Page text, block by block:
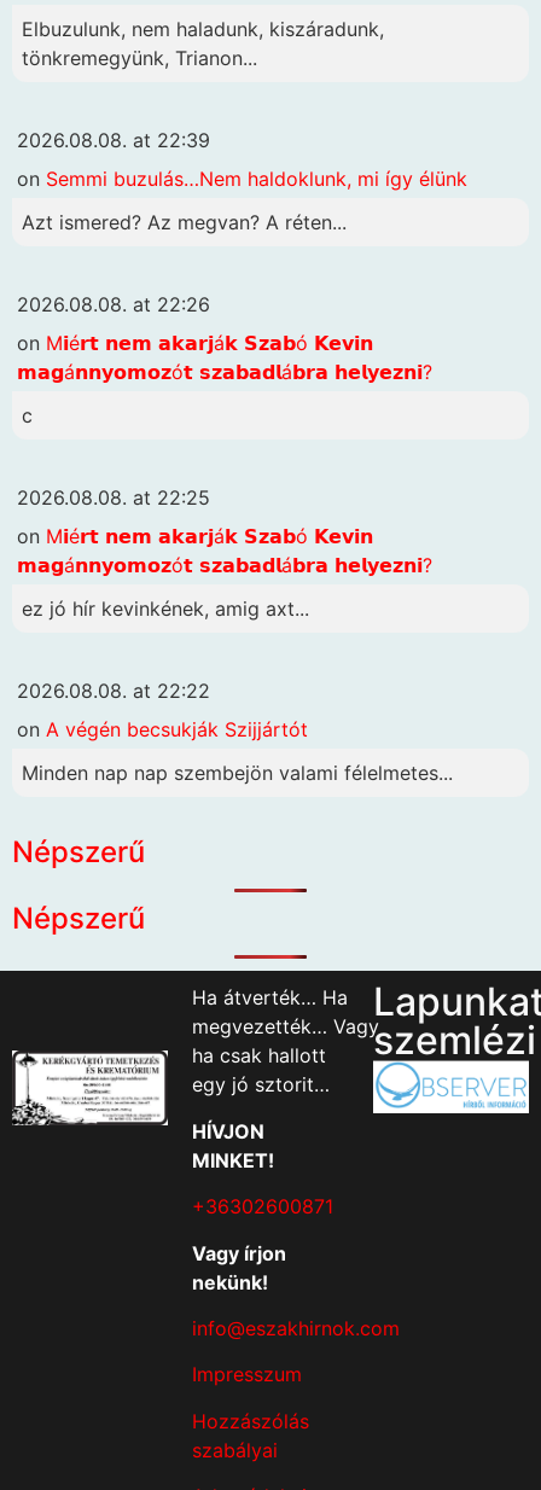
Elbuzulunk, nem haladunk, kiszáradunk,
tönkremegyünk, Trianon...
2026.08.08. at 22:39
on Semmi buzulás…Nem haldoklunk, mi így élünk
Azt ismered? Az megvan? A réten...
2026.08.08. at 22:26
on M𝗶é𝗿𝘁 𝗻𝗲𝗺 𝗮𝗸𝗮𝗿𝗷á𝗸 𝗦𝘇𝗮𝗯ó 𝗞𝗲𝘃𝗶𝗻
𝗺𝗮𝗴á𝗻𝗻𝘆𝗼𝗺𝗼𝘇ó𝘁 𝘀𝘇𝗮𝗯𝗮𝗱𝗹á𝗯𝗿𝗮 𝗵𝗲𝗹𝘆𝗲𝘇𝗻𝗶?
c
2026.08.08. at 22:25
on M𝗶é𝗿𝘁 𝗻𝗲𝗺 𝗮𝗸𝗮𝗿𝗷á𝗸 𝗦𝘇𝗮𝗯ó 𝗞𝗲𝘃𝗶𝗻
𝗺𝗮𝗴á𝗻𝗻𝘆𝗼𝗺𝗼𝘇ó𝘁 𝘀𝘇𝗮𝗯𝗮𝗱𝗹á𝗯𝗿𝗮 𝗵𝗲𝗹𝘆𝗲𝘇𝗻𝗶?
ez jó hír kevinkének, amig axt...
2026.08.08. at 22:22
on A végén becsukják Szijjártót
Minden nap nap szembejön valami félelmetes...
Népszerű
Népszerű
Ha átverték… Ha
megvezették… Vagy
ha csak hallott
egy jó sztorit…
HÍVJON
MINKET!
+36302600871
Vagy írjon
nekünk!
info@eszakhirnok.com
Impresszum
Hozzászólás
szabályai
szemlézi